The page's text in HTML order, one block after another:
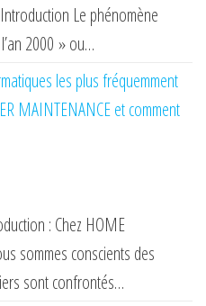
Le phénomène
2000 » ou…
les plus fréquemment
MAINTENANCE et comment
: Chez HOME
sommes conscients des
sont confrontés…